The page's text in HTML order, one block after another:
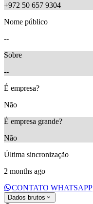
+972 50 657 9304
Nome público
--
Sobre
--
É empresa?
Não
É empresa grande?
Não
Última sincronização
2 months ago
CONTATO WHATSAPP
Dados brutos